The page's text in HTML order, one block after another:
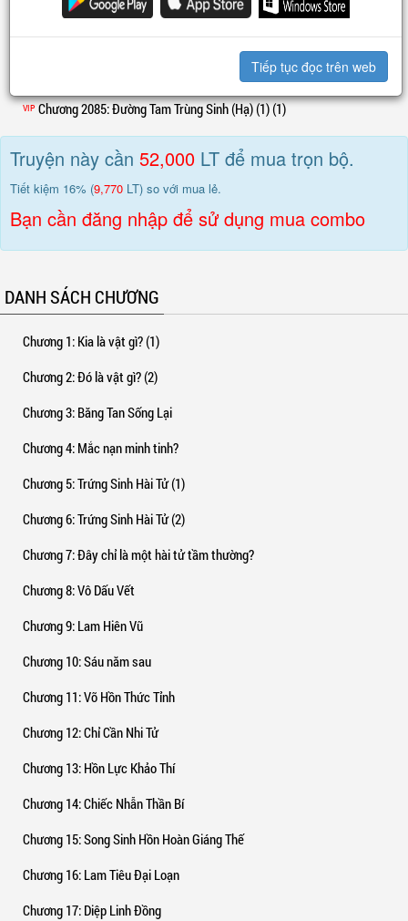
: Đường Tam Trọng Sinh (Hạ) (2) (1)
: Đường Tam Trùng Sinh (Hạ) (1) (2)
VIP Chương 2085: Đường Tam Trùng Sinh (Hạ) (1) (1)
Truyện này cần 52,000 LT để mua trọn bộ.
Tiết kiệm 16% (9,770 LT) so với mua lẻ.
Bạn cần đăng nhập để sử dụng mua combo
DANH SÁCH CHƯƠNG
Chương 1: Kia là vật gì? (1)
Chương 2: Đó là vật gì? (2)
Chương 3: Băng Tan Sống Lại
Chương 4: Mắc nạn minh tinh?
Chương 5: Trứng Sinh Hài Tử (1)
Chương 6: Trứng Sinh Hài Tử (2)
Chương 7: Đây chỉ là một hài tử tầm thường?
Chương 8: Vô Dấu Vết
Chương 9: Lam Hiên Vũ
Chương 10: Sáu năm sau
Chương 11: Võ Hồn Thức Tỉnh
Chương 12: Chỉ Cần Nhi Tử
Chương 13: Hồn Lực Khảo Thí
Chương 14: Chiếc Nhẫn Thần Bí
Chương 15: Song Sinh Hồn Hoàn Giáng Thế
Chương 16: Lam Tiêu Đại Loạn
Chương 17: Diệp Linh Đồng
Tiếp tục đọc trên web